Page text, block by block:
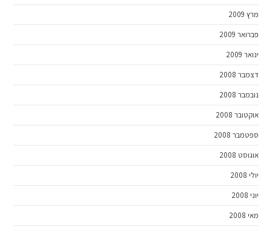
מרץ 2009
פברואר 2009
ינואר 2009
דצמבר 2008
נובמבר 2008
אוקטובר 2008
ספטמבר 2008
אוגוסט 2008
יולי 2008
יוני 2008
מאי 2008